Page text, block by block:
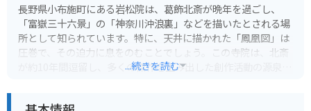
長野県小布施町にある岩松院は、葛飾北斎が晩年を過ごし、
「富嶽三十六景」の「神奈川沖浪裏」などを描いたとされる場
所として知られています。特に、天井に描かれた「鳳凰図」は
圧巻で、その迫力に息をのむことでしょう。この寺院は、北斎
が約10年間逗留し、多くの傑作を生み出した創作活動の源泉と
...続きを読む